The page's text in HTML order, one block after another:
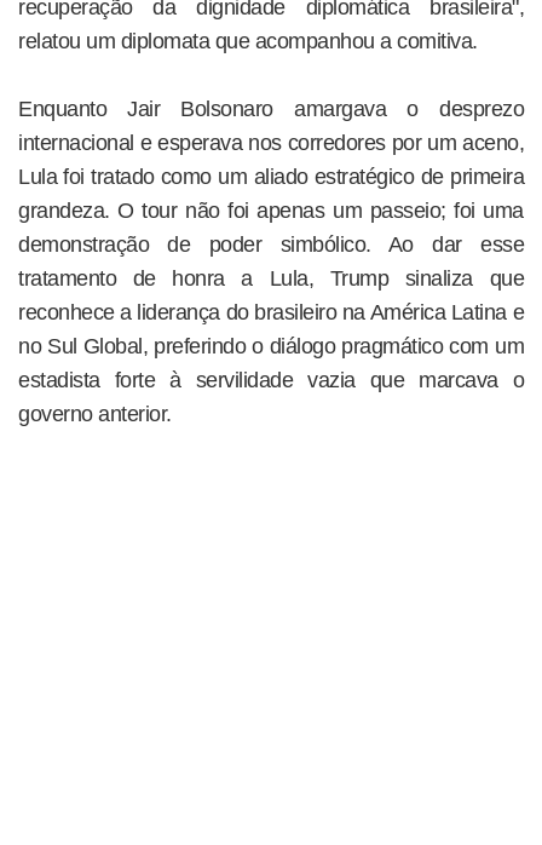
recuperação da dignidade diplomática brasileira",
relatou um diplomata que acompanhou a comitiva.
Enquanto Jair Bolsonaro amargava o desprezo
internacional e esperava nos corredores por um aceno,
Lula foi tratado como um aliado estratégico de primeira
grandeza. O tour não foi apenas um passeio; foi uma
demonstração de poder simbólico. Ao dar esse
tratamento de honra a Lula, Trump sinaliza que
reconhece a liderança do brasileiro na América Latina e
no Sul Global, preferindo o diálogo pragmático com um
estadista forte à servilidade vazia que marcava o
governo anterior.